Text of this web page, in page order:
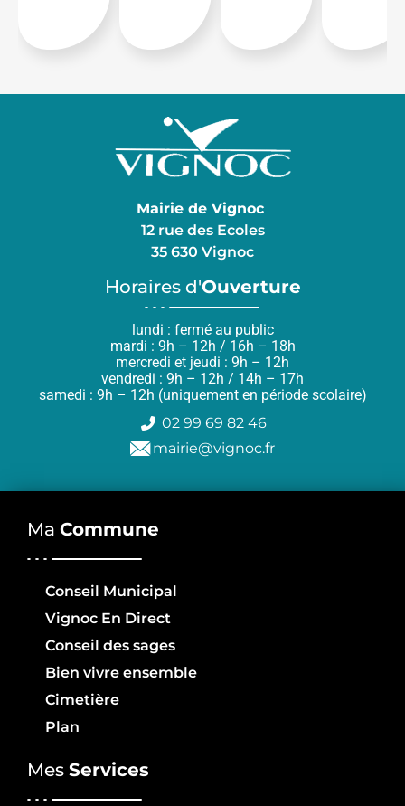
Mairie de Vignoc
12 rue des Ecoles
35 630 Vignoc
Horaires d'Ouverture
lundi : fermé au public
mardi : 9h – 12h / 16h – 18h
mercredi et jeudi : 9h – 12h
vendredi : 9h – 12h / 14h – 17h
samedi : 9h – 12h (uniquement en période scolaire)
02 99 69 82 46
mairie@vignoc.fr
Ma Commune
Conseil Municipal
Vignoc En Direct
Conseil des sages
Bien vivre ensemble
Cimetière
Plan
Mes Services